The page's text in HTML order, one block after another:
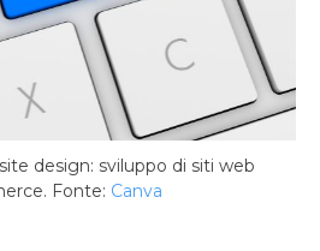
design: sviluppo di siti web
Fonte: Canva